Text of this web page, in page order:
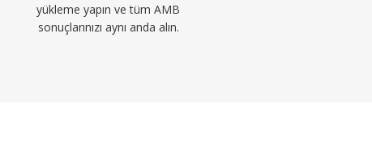
yükleme yapın ve tüm AMB
sonuçlarınızı aynı anda alın.